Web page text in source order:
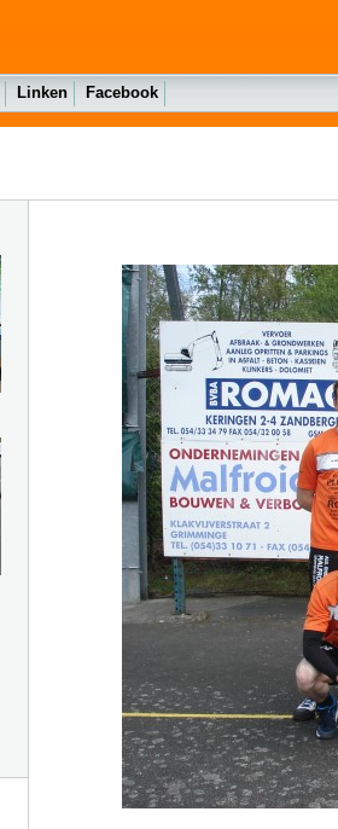
Linken Facebook